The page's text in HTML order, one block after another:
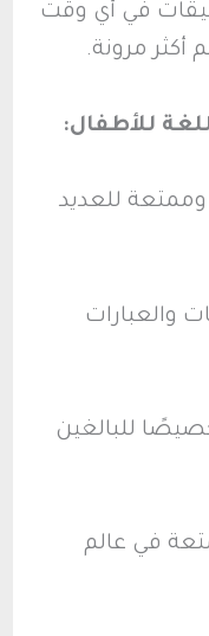
في أي وقت
أكثر مرونة.
للأطفال:
للعديد
والعبارات
للبالغين
في عالم